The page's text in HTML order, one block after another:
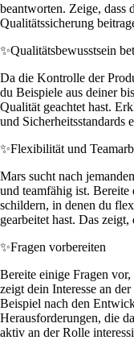
beantworten. Zeige, dass
Qualitätssicherung
✨Qualitätsbewusstsein
Da die Kontrolle der
du Beispiele aus deiner
Qualität geachtet hast.
und Sicherheitsstandards
✨Flexibilität und
Mars sucht nach
und teamfähig ist.
schildern, in denen du
gearbeitet hast. Das zeigt,
✨Fragen vorbereiten
Bereite einige Fragen
zeigt dein Interesse an
Beispiel nach den
Herausforderungen, die
aktiv an der Rolle